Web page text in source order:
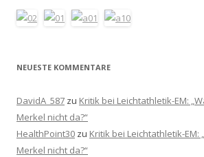
NEUESTE KOMMENTARE
DavidA_587 zu Kritik bei Leichtathletik-EM:
Merkel nicht da?“
HealthPoint30 zu Kritik bei Leichtathletik-EM:
Merkel nicht da?“